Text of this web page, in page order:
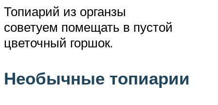
Топиарий из органзы
советуем помещать в пустой
цветочный горшок.
Необычные топиарии